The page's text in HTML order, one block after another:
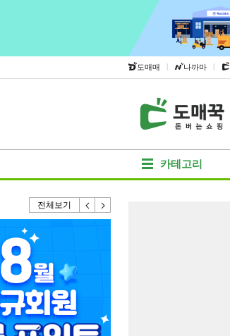
도매매 | 나까마 |
카테고리
전체보기